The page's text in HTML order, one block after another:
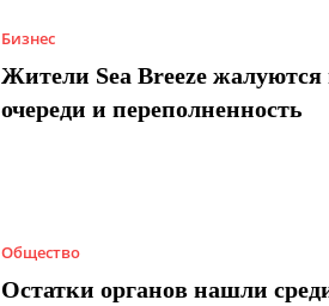
Бизнес
Жители Sea Breeze жалуются
очереди и переполненность
Общество
Остатки органов нашли